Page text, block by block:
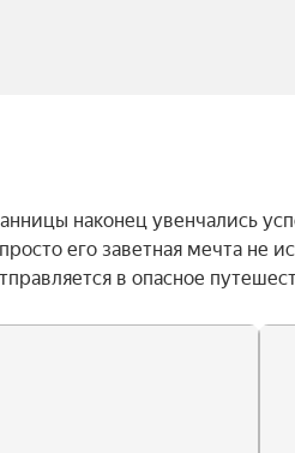
наконец увенчались
его заветная мечта не
в опасное